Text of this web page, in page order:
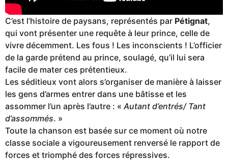
C’est l’histoire de paysans, représentés par Pétignat,
qui vont présenter une requête à leur prince, celle de
vivre décemment. Les fous ! Les inconscients ! L’officier
de la garde prétend au prince, soulagé, qu’il lui sera
facile de mater ces prétentieux.
Les séditieux vont alors s’organiser de manière à laisser
les gens d’armes entrer dans une bâtisse et les
assommer l’un après l’autre : «Autant d’entrés/ Tant
d’assommés. »
Toute la chanson est basée sur ce moment où notre
classe sociale a vigoureusement renversé le rapport de
forces et triomphé des forces répressives.